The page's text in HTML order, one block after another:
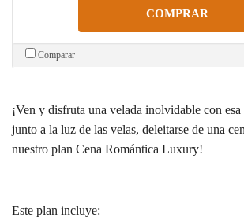
COMPRAR
Comparar
¡Ven y disfruta una velada inolvidable con esa
junto a la luz de las velas, deleitarse de una
nuestro plan Cena Romántica Luxury!
Este plan incluye: